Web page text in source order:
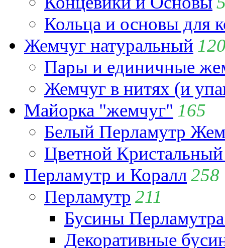
Кольца и основы для
Жемчуг натуральный
Пары и единичные
Жемчуг в нитях (и
Майорка "жемчуг" 165
Белый Перламутр
Цветной
Перламутр и Коралл258
Перламутр 211
Бусины
Декоративные